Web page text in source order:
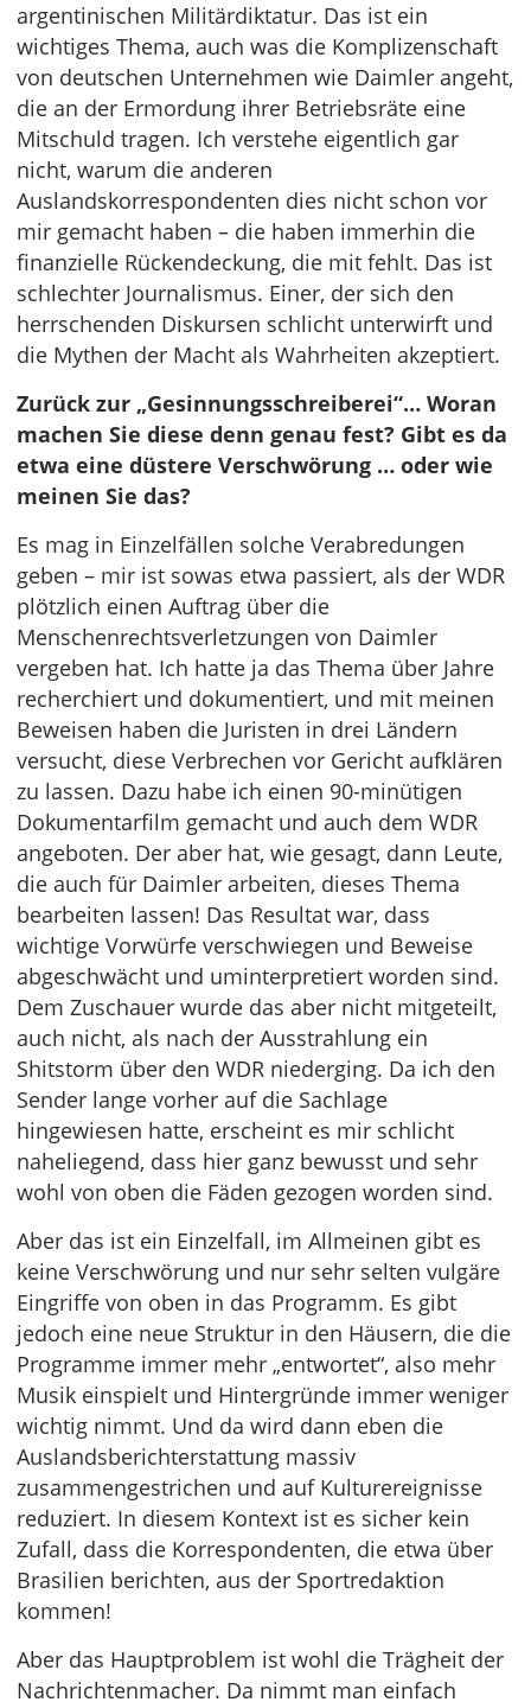
argentinischen Militärdiktatur. Das ist ein
wichtiges Thema, auch was die Komplizenschaft
von deutschen Unternehmen wie Daimler angeht,
die an der Ermordung ihrer Betriebsräte eine
Mitschuld tragen. Ich verstehe eigentlich gar
nicht, warum die anderen
Auslandskorrespondenten dies nicht schon vor
mir gemacht haben – die haben immerhin die
finanzielle Rückendeckung, die mit fehlt. Das ist
schlechter Journalismus. Einer, der sich den
herrschenden Diskursen schlicht unterwirft und
die Mythen der Macht als Wahrheiten akzeptiert.
Zurück zur „Gesinnungsschreiberei“… Woran
machen Sie diese denn genau fest? Gibt es da
etwa eine düstere Verschwörung … oder wie
meinen Sie das?
Es mag in Einzelfällen solche Verabredungen
geben – mir ist sowas etwa passiert, als der WDR
plötzlich einen Auftrag über die
Menschenrechtsverletzungen von Daimler
vergeben hat. Ich hatte ja das Thema über Jahre
recherchiert und dokumentiert, und mit meinen
Beweisen haben die Juristen in drei Ländern
versucht, diese Verbrechen vor Gericht aufklären
zu lassen. Dazu habe ich einen 90-minütigen
Dokumentarfilm gemacht und auch dem WDR
angeboten. Der aber hat, wie gesagt, dann Leute,
die auch für Daimler arbeiten, dieses Thema
bearbeiten lassen! Das Resultat war, dass
wichtige Vorwürfe verschwiegen und Beweise
abgeschwächt und uminterpretiert worden sind.
Dem Zuschauer wurde das aber nicht mitgeteilt,
auch nicht, als nach der Ausstrahlung ein
Shitstorm über den WDR niederging. Da ich den
Sender lange vorher auf die Sachlage
hingewiesen hatte, erscheint es mir schlicht
naheliegend, dass hier ganz bewusst und sehr
wohl von oben die Fäden gezogen worden sind.
Aber das ist ein Einzelfall, im Allmeinen gibt es
keine Verschwörung und nur sehr selten vulgäre
Eingriffe von oben in das Programm. Es gibt
jedoch eine neue Struktur in den Häusern, die die
Programme immer mehr „entwortet“, also mehr
Musik einspielt und Hintergründe immer weniger
wichtig nimmt. Und da wird dann eben die
Auslandsberichterstattung massiv
zusammengestrichen und auf Kulturereignisse
reduziert. In diesem Kontext ist es sicher kein
Zufall, dass die Korrespondenten, die etwa über
Brasilien berichten, aus der Sportredaktion
kommen!
Aber das Hauptproblem ist wohl die Trägheit der
Nachrichtenmacher. Da nimmt man einfach